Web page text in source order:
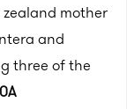
mother
and
three of the